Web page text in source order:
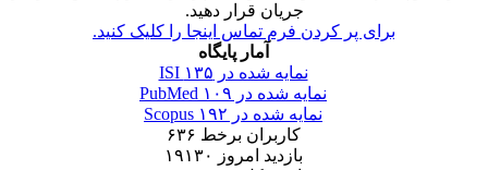
جریان قرار دهید.
برای پر کردن فرم تماس اینجا را کلیک کنید.
آمار پایگاه
نمایه شده در ISI۱۳۵
نمایه شده در PubMed۱۰۹
نمایه شده در Scopus۱۹۲
کاربران برخط۶۳۶
بازدید امروز۱۹۱۳۰